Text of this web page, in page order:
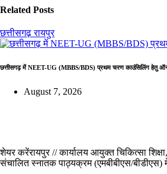
Related Posts
छत्तीसगढ़रायपुर
छत्तीसगढ़ में NEET-UG (MBBS/BDS) प्रथम चरण काउंसिलिंग हेतु
August 7, 2026
शेयर करेंरायपुर // कार्यालय आयुक्त चिकित्सा
संचालित स्नातक पाठ्यक्रम (एमबीबीएस/